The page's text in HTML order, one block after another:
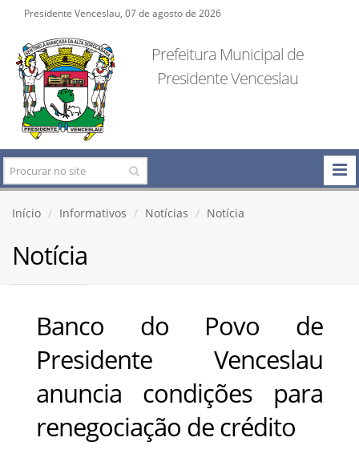
Presidente Venceslau, 07 de agosto de 2026
Prefeitura Municipal de
Presidente Venceslau
Início Informativos Notícias Notícia
Notícia
Banco do Povo de
Presidente Venceslau
anuncia condições para
renegociação de crédito